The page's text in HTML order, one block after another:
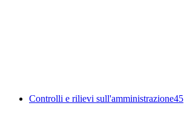
Controlli e rilievi sull'amministrazione45